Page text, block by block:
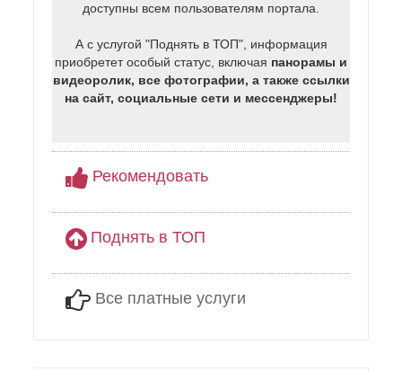
доступны всем пользователям портала.
А с услугой "Поднять в ТОП", информация
приобретет особый статус, включая панорамы и
видеоролик, все фотографии, а также ссылки
на сайт, социальные сети и мессенджеры!
Рекомендовать
Поднять в ТОП
Все платные услуги